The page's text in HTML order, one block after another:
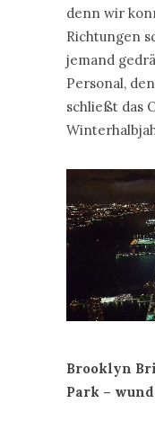
denn wir
Richtungen
jemand
Personal,
schließt das
Brooklyn
Park –